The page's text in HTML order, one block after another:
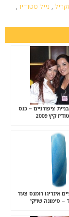
, נייל סטודיו ,
ציפורניים – כנס
קיץ 2009
אינדיגו רומנס צעד
סימונה שויקי